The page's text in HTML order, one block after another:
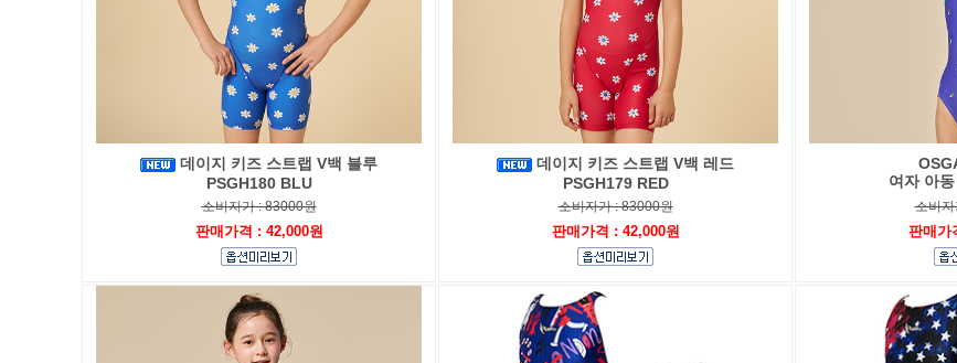
데이지 키즈 스트랩 V백 블루
PSGH180 BLU
소비자가 : 83000원
판매가격 : 42,000원
데이지 키즈 스트랩 V백 레드
PSGH179 RED
소비자가 : 83000원
판매가격 : 42,000원
여자 아
소비
판매가